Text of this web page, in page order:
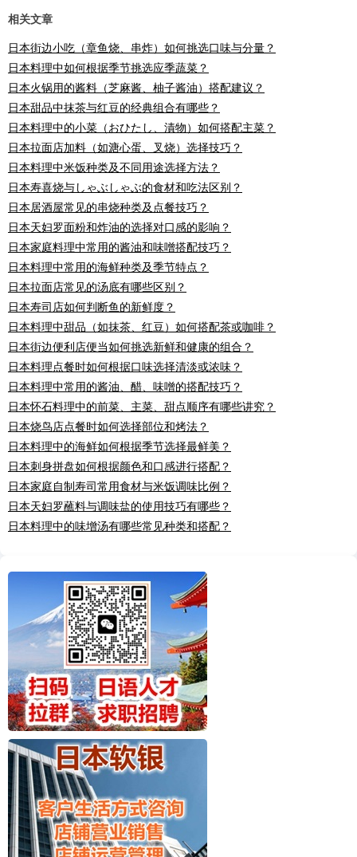
相关文章
日本街边小吃（章鱼烧、串炸）如何挑选口味与分量？
日本料理中如何根据季节挑选应季蔬菜？
日本火锅用的酱料（芝麻酱、柚子酱油）搭配建议？
日本甜品中抹茶与红豆的经典组合有哪些？
日本料理中的小菜（おひたし、漬物）如何搭配主菜？
日本拉面店加料（如溏心蛋、叉烧）选择技巧？
日本料理中米饭种类及不同用途选择方法？
日本寿喜烧与しゃぶしゃぶ的食材和吃法区别？
日本居酒屋常见的串烧种类及点餐技巧？
日本天妇罗面粉和炸油的选择对口感的影响？
日本家庭料理中常用的酱油和味噌搭配技巧？
日本料理中常用的海鲜种类及季节特点？
日本拉面店常见的汤底有哪些区别？
日本寿司店如何判断鱼的新鲜度？
日本料理中甜品（如抹茶、红豆）如何搭配茶或咖啡？
日本街边便利店便当如何挑选新鲜和健康的组合？
日本料理点餐时如何根据口味选择清淡或浓味？
日本料理中常用的酱油、醋、味噌的搭配技巧？
日本怀石料理中的前菜、主菜、甜点顺序有哪些讲究？
日本烧鸟店点餐时如何选择部位和烤法？
日本料理中的海鲜如何根据季节选择最鲜美？
日本刺身拼盘如何根据颜色和口感进行搭配？
日本家庭自制寿司常用食材与米饭调味比例？
日本天妇罗蘸料与调味盐的使用技巧有哪些？
日本料理中的味增汤有哪些常见种类和搭配？